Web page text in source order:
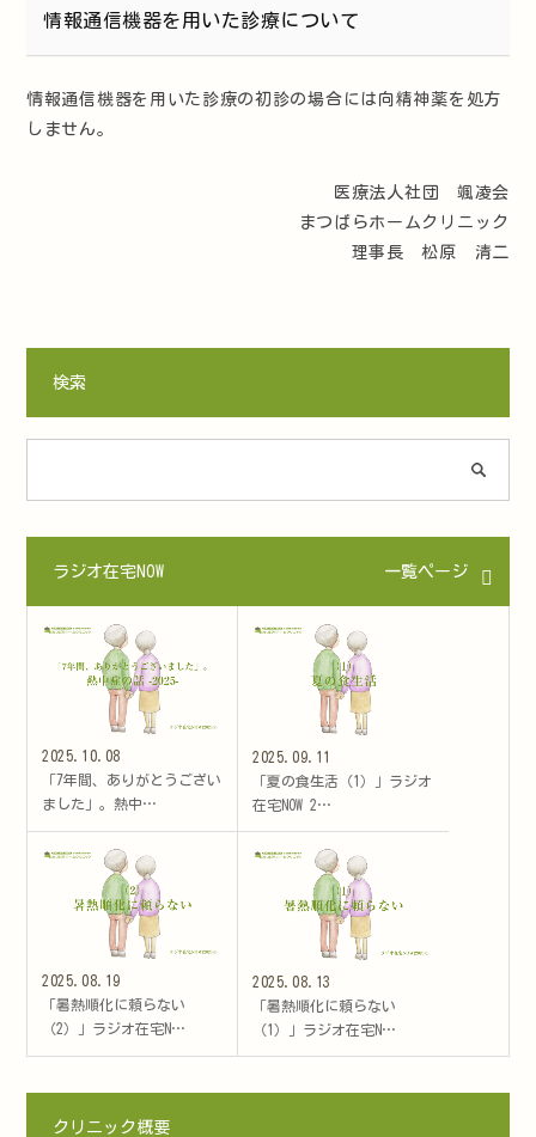
情報通信機器を用いた診療について
情報通信機器を用いた診療の初診の場合には向精神薬を処方
しません。
医療法人社団 颯凌会
まつばらホームクリニック
理事長 松原 清二
検索
ラジオ在宅NOW 一覧ページ
2025.10.08
「7年間、ありがとうござい
ました」。熱中…
2025.09.11
「夏の食生活（1）」ラジオ
在宅NOW 2…
2025.08.19
「暑熱順化に頼らない
（2）」ラジオ在宅N…
2025.08.13
「暑熱順化に頼らない
（1）」ラジオ在宅N…
クリニック概要